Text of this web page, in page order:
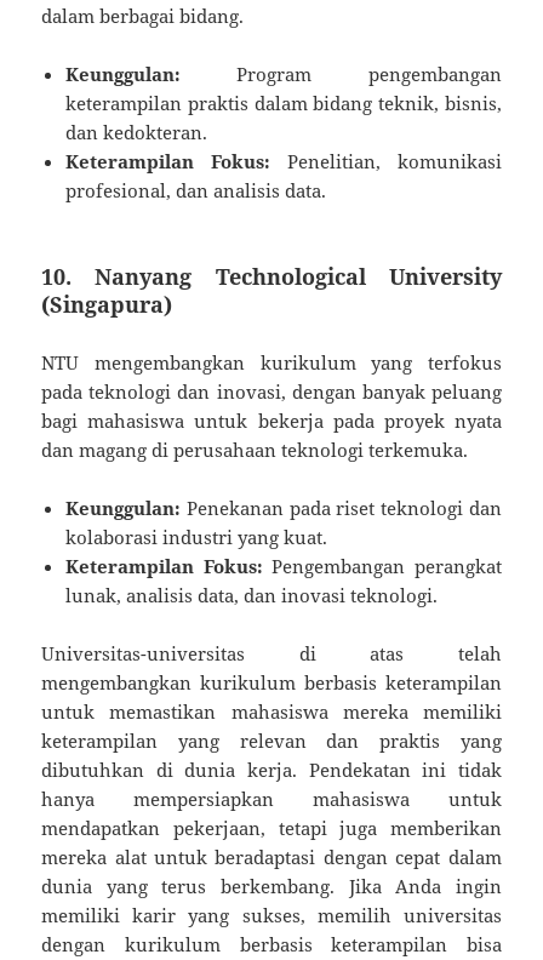
dalam berbagai bidang.
Keunggulan: Program pengembangan
keterampilan praktis dalam bidang teknik, bisnis,
dan kedokteran.
Keterampilan Fokus: Penelitian, komunikasi
profesional, dan analisis data.
10. Nanyang Technological University
(Singapura)
NTU mengembangkan kurikulum yang terfokus
pada teknologi dan inovasi, dengan banyak peluang
bagi mahasiswa untuk bekerja pada proyek nyata
dan magang di perusahaan teknologi terkemuka.
Keunggulan: Penekanan pada riset teknologi dan
kolaborasi industri yang kuat.
Keterampilan Fokus: Pengembangan perangkat
lunak, analisis data, dan inovasi teknologi.
Universitas-universitas di atas telah
mengembangkan kurikulum berbasis keterampilan
untuk memastikan mahasiswa mereka memiliki
keterampilan yang relevan dan praktis yang
dibutuhkan di dunia kerja. Pendekatan ini tidak
hanya mempersiapkan mahasiswa untuk
mendapatkan pekerjaan, tetapi juga memberikan
mereka alat untuk beradaptasi dengan cepat dalam
dunia yang terus berkembang. Jika Anda ingin
memiliki karir yang sukses, memilih universitas
dengan kurikulum berbasis keterampilan bisa